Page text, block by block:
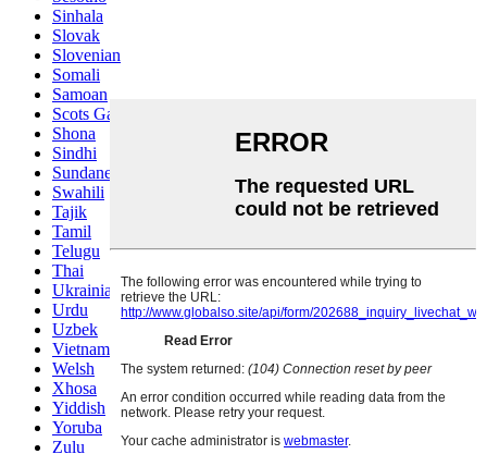
Sinhala
Slovak
Slovenian
Somali
Samoan
Scots Gaelic
Shona
Sindhi
Sundanese
Swahili
Tajik
Tamil
Telugu
Thai
Ukrainian
Urdu
Uzbek
Vietnamese
Welsh
Xhosa
Yiddish
Yoruba
Zulu